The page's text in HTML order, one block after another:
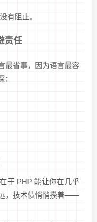
有阻止。
责任
最省事，因为语言最容
于 PHP 能让你在几乎
，技术债悄悄攒着——